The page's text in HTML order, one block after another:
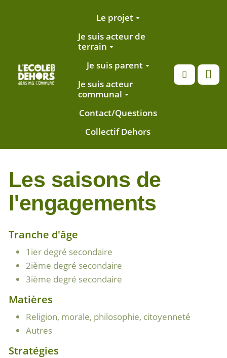
Aller au contenu principalLe projet
Je suis acteur de
terrain
Je suis parent
Je suis acteur
communal
Contact/Questions
Collectif Dehors
Les saisons de
l'engagements
Tranche d'âge
1ier degré secondaire
2ième degré secondaire
3ième degré secondaire
Matières
Religion, morale, philosophie, citoyenneté
Autres
Stratégies